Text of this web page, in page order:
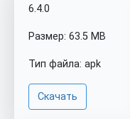
6.4.0
Размер: 63.5 MB
Тип файла: apk
Скачать